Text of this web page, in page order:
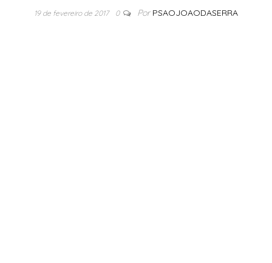
19 de fevereiro de 2017 0 Por PSAOJOAODASERRA